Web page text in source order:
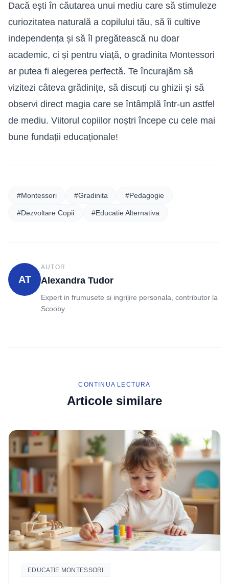
Dacă ești în căutarea unui mediu care să stimuleze
curiozitatea naturală a copilului tău, să îi cultive
independența și să îl pregătească nu doar
academic, ci și pentru viață, o gradinita Montessori
ar putea fi alegerea perfectă. Te încurajăm să
vizitezi câteva grădinițe, să discuți cu ghizii și să
observi direct magia care se întâmplă într-un astfel
de mediu. Viitorul copiilor noștri începe cu cele mai
bune fundații educaționale!
#Montessori #Gradinita #Pedagogie
#Dezvoltare Copii #Educatie Alternativa
AT
AUTOR
Alexandra Tudor
Expert in frumusete si ingrijire personala, contributor la
Scooby.
CONTINUA LECTURA
Articole similare
EDUCATIE MONTESSORI